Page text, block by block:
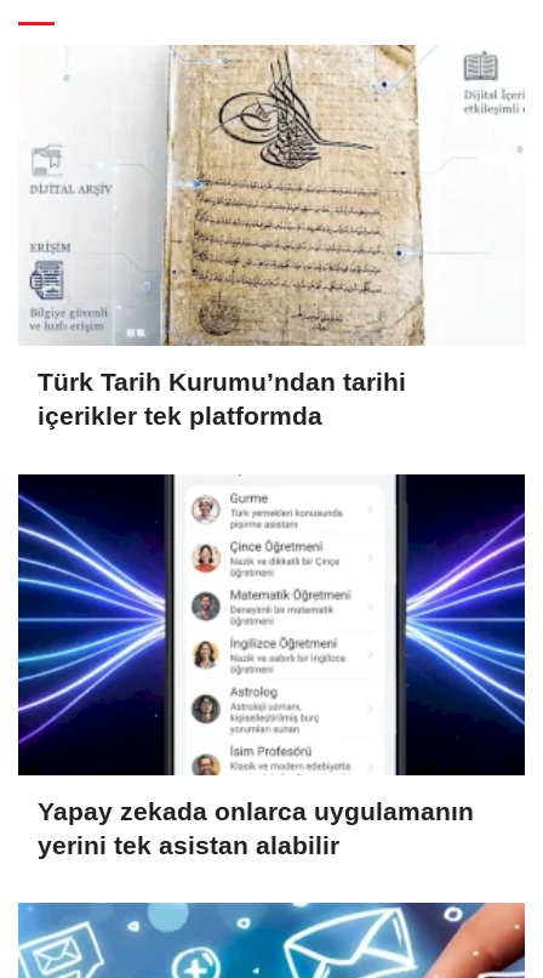
Türk Tarih Kurumu’ndan tarihi
içerikler tek platformda
Yapay zekada onlarca uygulamanın
yerini tek asistan alabilir